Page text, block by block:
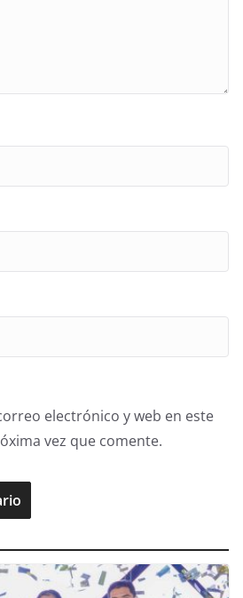
electrónico y web en este
vez que comente.